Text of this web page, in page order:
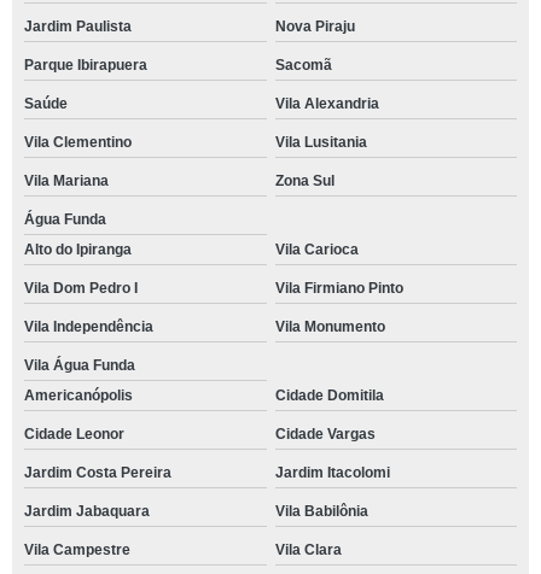
Jardim Paulista Nova Piraju
Parque Ibirapuera Sacomã
Saúde Vila Alexandria
Vila Clementino Vila Lusitania
Vila Mariana Zona Sul
Água Funda
Alto do Ipiranga
Vila Carioca
Vila Dom Pedro I Vila Firmiano Pinto
Vila Independência Vila Monumento
Vila Água Funda
Americanópolis
Cidade Domitila
Cidade Leonor Cidade Vargas
Jardim Costa Pereira Jardim Itacolomi
Jardim Jabaquara Vila Babilônia
Vila Campestre Vila Clara